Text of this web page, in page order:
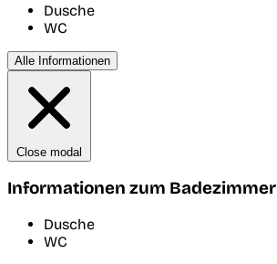
Dusche
WC
Alle Informationen
Close modal
Informationen zum Badezimmer
Dusche
WC